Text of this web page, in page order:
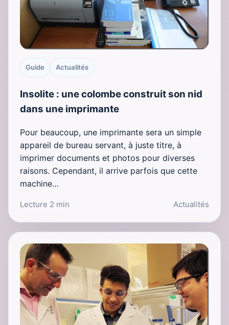
Guide Actualités
Insolite : une colombe construit son nid
dans une imprimante
Pour beaucoup, une imprimante sera un simple
appareil de bureau servant, à juste titre, à
imprimer documents et photos pour diverses
raisons. Cependant, il arrive parfois que cette
machine…
Lecture 2 min Actualités